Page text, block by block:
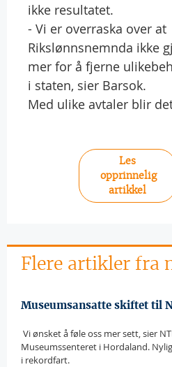
ikke resultatet.
- Vi er overraska over at
Rikslønnsnemnda ikke
mer for å fjerne
i staten, sier Barsok.
Med ulike avtaler blir
Les
opprinnelig
artikkel
Flere artikler fra
Museumsansatte skiftet til
 Vi ønsket å føle oss mer sett, sier
Museumssenteret i Hordaland.
i rekordfart.